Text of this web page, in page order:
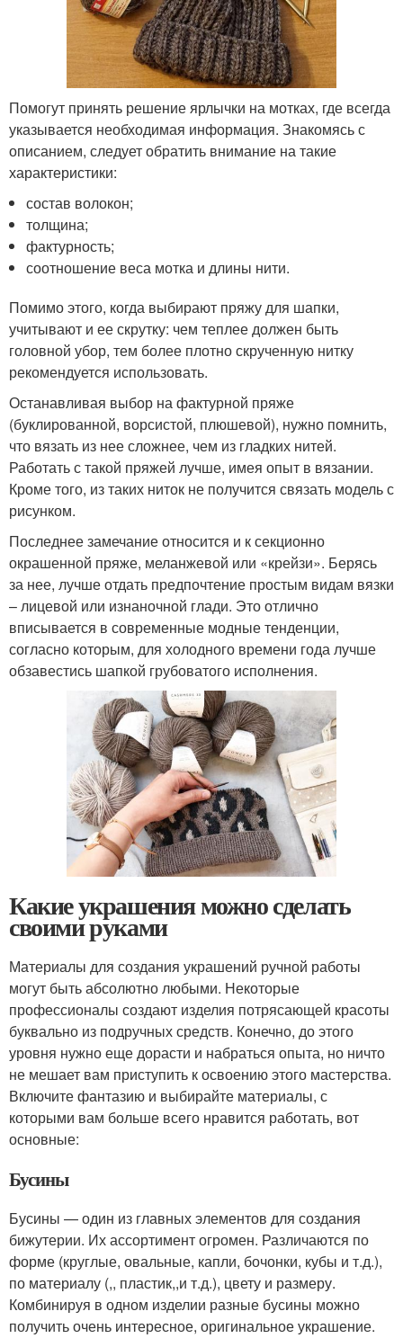
Помогут принять решение ярлычки на мотках, где всегда
указывается необходимая информация. Знакомясь с
описанием, следует обратить внимание на такие
характеристики:
состав волокон;
толщина;
фактурность;
соотношение веса мотка и длины нити.
Помимо этого, когда выбирают пряжу для шапки,
учитывают и ее скрутку: чем теплее должен быть
головной убор, тем более плотно скрученную нитку
рекомендуется использовать.
Останавливая выбор на фактурной пряже
(буклированной, ворсистой, плюшевой), нужно помнить,
что вязать из нее сложнее, чем из гладких нитей.
Работать с такой пряжей лучше, имея опыт в вязании.
Кроме того, из таких ниток не получится связать модель с
рисунком.
Последнее замечание относится и к секционно
окрашенной пряже, меланжевой или «крейзи». Берясь
за нее, лучше отдать предпочтение простым видам вязки
– лицевой или изнаночной глади. Это отлично
вписывается в современные модные тенденции,
согласно которым, для холодного времени года лучше
обзавестись шапкой грубоватого исполнения.
Какие украшения можно сделать
своими руками
Материалы для создания украшений ручной работы
могут быть абсолютно любыми. Некоторые
профессионалы создают изделия потрясающей красоты
буквально из подручных средств. Конечно, до этого
уровня нужно еще дорасти и набраться опыта, но ничто
не мешает вам приступить к освоению этого мастерства.
Включите фантазию и выбирайте материалы, с
которыми вам больше всего нравится работать, вот
основные:
Бусины
Бусины — один из главных элементов для создания
бижутерии. Их ассортимент огромен. Различаются по
форме (круглые, овальные, капли, бочонки, кубы и т.д.),
по материалу (,, пластик,,и т.д.), цвету и размеру.
Комбинируя в одном изделии разные бусины можно
получить очень интересное, оригинальное украшение.